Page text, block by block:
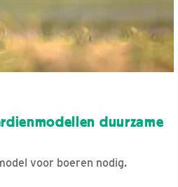
duurzame
voor boeren nodig.